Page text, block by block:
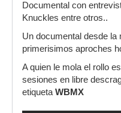
Documental con
Knuckles entre otros..
Un documental desde
primerisimos aproches
A quien le mola el rollo
sesiones en libre
etiqueta WBMX